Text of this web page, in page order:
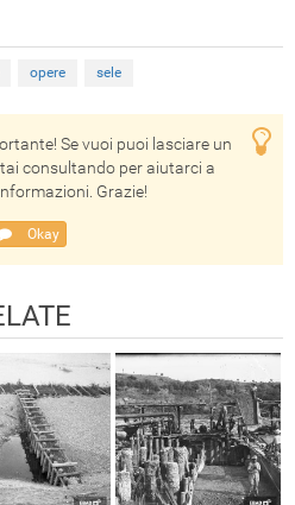
opere sele
Se vuoi puoi lasciare un
consultando per aiutarci a
Grazie!
Okay